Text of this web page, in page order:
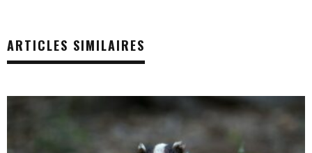
ARTICLES SIMILAIRES